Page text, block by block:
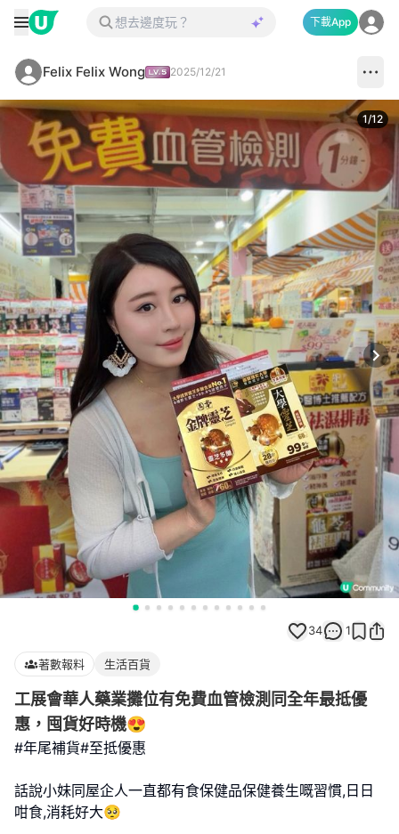
下載App
Felix Felix Wong 2025/12/21
1/12
34 1
著數報料 生活百貨
工展會華人藥業攤位有免費血管檢測同全年最抵優
惠，囤貨好時機😍
#年尾補貨#至抵優惠
話說小妹同屋企人一直都有食保健品保健養生嘅習慣,日日
咁食,消耗好大🥺